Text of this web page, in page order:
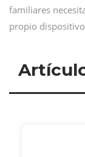
familiares
propio